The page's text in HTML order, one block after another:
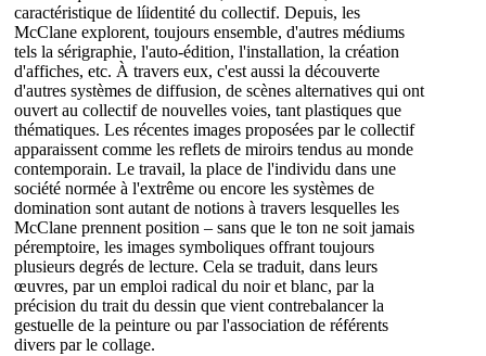
caractéristique de líidentité du collectif. Depuis, les
McClane explorent, toujours ensemble, d'autres médiums
tels la sérigraphie, l'auto-édition, l'installation, la création
d'affiches, etc. À travers eux, c'est aussi la découverte
d'autres systèmes de diffusion, de scènes alternatives qui ont
ouvert au collectif de nouvelles voies, tant plastiques que
thématiques. Les récentes images proposées par le collectif
apparaissent comme les reflets de miroirs tendus au monde
contemporain. Le travail, la place de l'individu dans une
société normée à l'extrême ou encore les systèmes de
domination sont autant de notions à travers lesquelles les
McClane prennent position – sans que le ton ne soit jamais
péremptoire, les images symboliques offrant toujours
plusieurs degrés de lecture. Cela se traduit, dans leurs
œuvres, par un emploi radical du noir et blanc, par la
précision du trait du dessin que vient contrebalancer la
gestuelle de la peinture ou par l'association de référents
divers par le collage.